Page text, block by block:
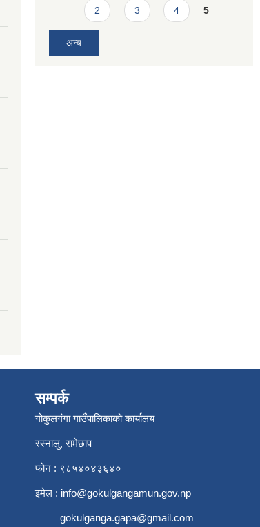
2 3 4 5
अन्य
सम्पर्क
गोकुलगंगा गाउँपालिकाको कार्यालय
रस्नालु, रामेछाप
फोन : ९८५४०४३६४०
इमेल : info@gokulgangamun.gov.np
gokulganga.gapa@gmail.com